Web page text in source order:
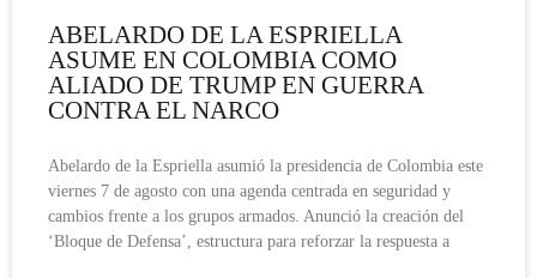
ABELARDO DE LA ESPRIELLA
ASUME EN COLOMBIA COMO
ALIADO DE TRUMP EN GUERRA
CONTRA EL NARCO
Abelardo de la Espriella asumió la presidencia de Colombia este
viernes 7 de agosto con una agenda centrada en seguridad y
cambios frente a los grupos armados. Anunció la creación del
‘Bloque de Defensa’, estructura para reforzar la respuesta a